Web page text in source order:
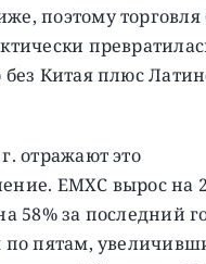
поэтому торговля
без Китая плюс
отражают это
EMXC вырос на
58% за последний
по пятам,